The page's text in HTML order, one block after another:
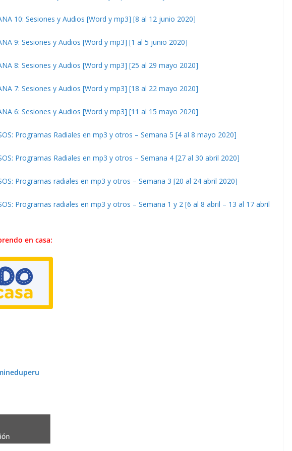
10: Sesiones y Audios [Word y mp3] [8 al 12 junio 2020]
9: Sesiones y Audios [Word y mp3] [1 al 5 junio 2020]
8: Sesiones y Audios [Word y mp3] [25 al 29 mayo 2020]
7: Sesiones y Audios [Word y mp3] [18 al 22 mayo 2020]
6: Sesiones y Audios [Word y mp3] [11 al 15 mayo 2020]
Programas Radiales en mp3 y otros – Semana 5 [4 al 8 mayo 2020]
Programas Radiales en mp3 y otros – Semana 4 [27 al 30 abril 2020]
Programas radiales en mp3 y otros – Semana 3 [20 al 24 abril 2020]
Programas radiales en mp3 y otros – Semana 1 y 2 [6 al 8 abril – 13 al 17 abril
en casa: